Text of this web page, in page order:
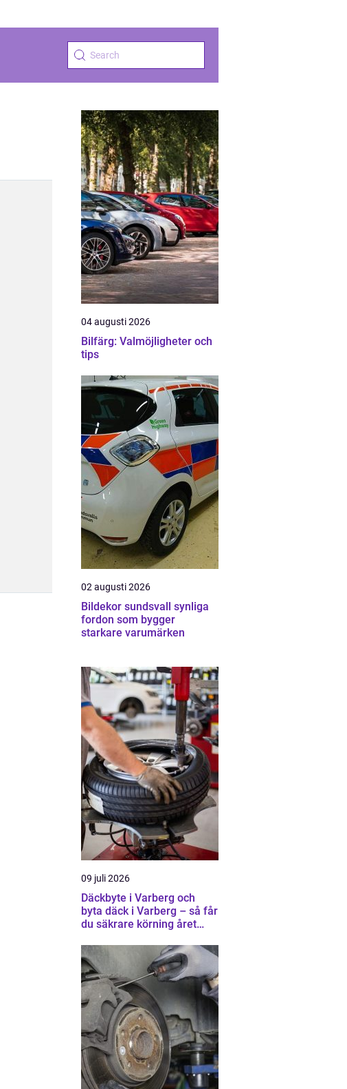
04 augusti 2026
Bilfärg: Valmöjligheter och
tips
02 augusti 2026
Bildekor sundsvall synliga
fordon som bygger
starkare varumärken
09 juli 2026
Däckbyte i Varberg och
byta däck i Varberg – så får
du säkrare körning året